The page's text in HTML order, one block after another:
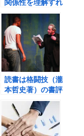
関係性を理解すれ
ば、アイデアは生
まれやすくなる！
読書は格闘技（瀧
本哲史著）の書評